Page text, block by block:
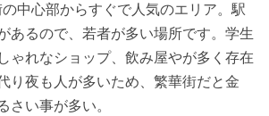
中心部からすぐで人気のエリア。駅
あるので、若者が多い場所です。学生
ゃれなショップ、飲み屋やが多く存在
り夜も人が多いため、繁華街だと金
さい事が多い。